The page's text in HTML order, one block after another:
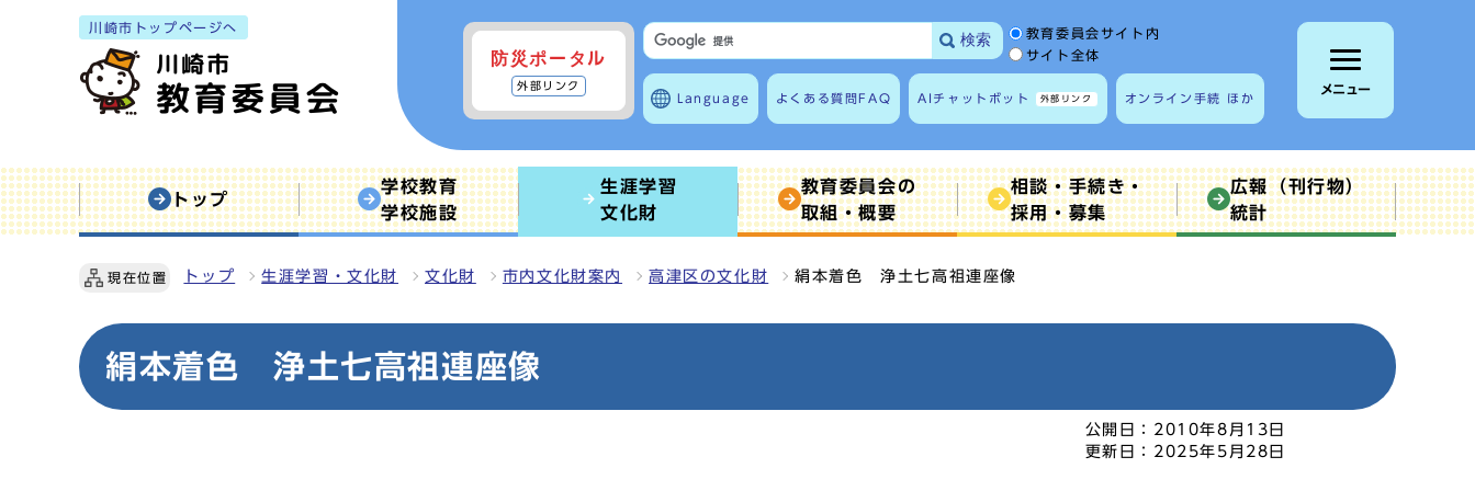
川崎市トップページへ
防災ポータル
外部リンク
検索 サイト内検索の範囲
教育委員会サイト内
サイト全体
Language よくある質問 FAQ AIチャットボット 外部リンク オンライン手続 ほか
メニュー
トップ
学校教育
学校施設
生涯学習
文化財
教育委員会の
取組・概要
相談・手続き・
採用・募集
広報（刊行物）
統計
現在位置 トップ 生涯学習・文化財 文化財 市内文化財案内 高津区の文化財 絹本着色 浄土七高祖連座像
絹本着色 浄土七高祖連座像
公開日： 2010年8月13日
更新日： 2025年5月28日